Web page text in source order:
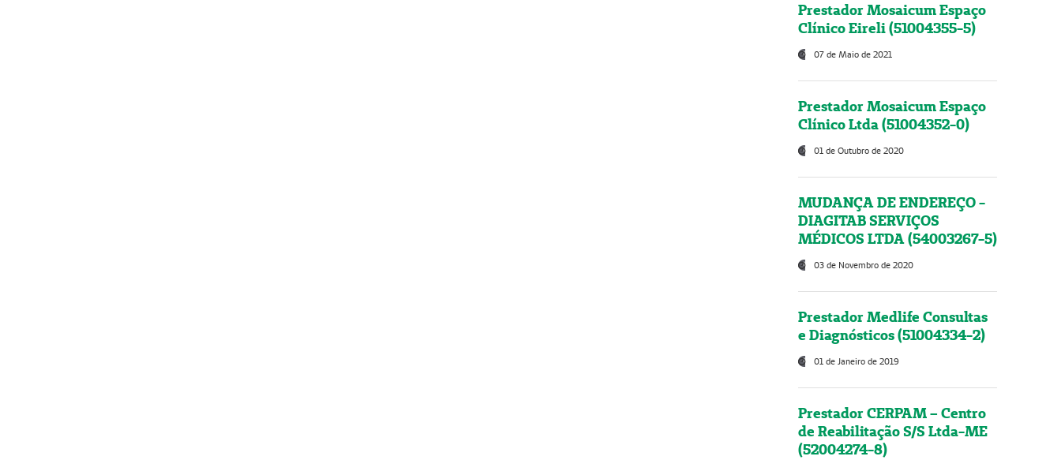
Prestador Mosaicum Espaço
Clínico Eireli (51004355-5)
07 de Maio de 2021
Prestador Mosaicum Espaço
Clínico Ltda (51004352-0)
01 de Outubro de 2020
MUDANÇA DE ENDEREÇO -
DIAGITAB SERVIÇOS
MÉDICOS LTDA (54003267-5)
03 de Novembro de 2020
Prestador Medlife Consultas
e Diagnósticos (51004334-2)
01 de Janeiro de 2019
Prestador CERPAM – Centro
de Reabilitação S/S Ltda-ME
(52004274-8)